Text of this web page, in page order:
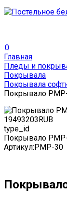
0
Главная
Пледы и
Покрывала
Покрывала
Покрывало
19493203RUB
type_id
Покрывало
Артикул:PMP-30